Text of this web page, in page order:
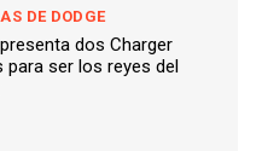
DE DODGE
dos Charger
para ser los reyes del